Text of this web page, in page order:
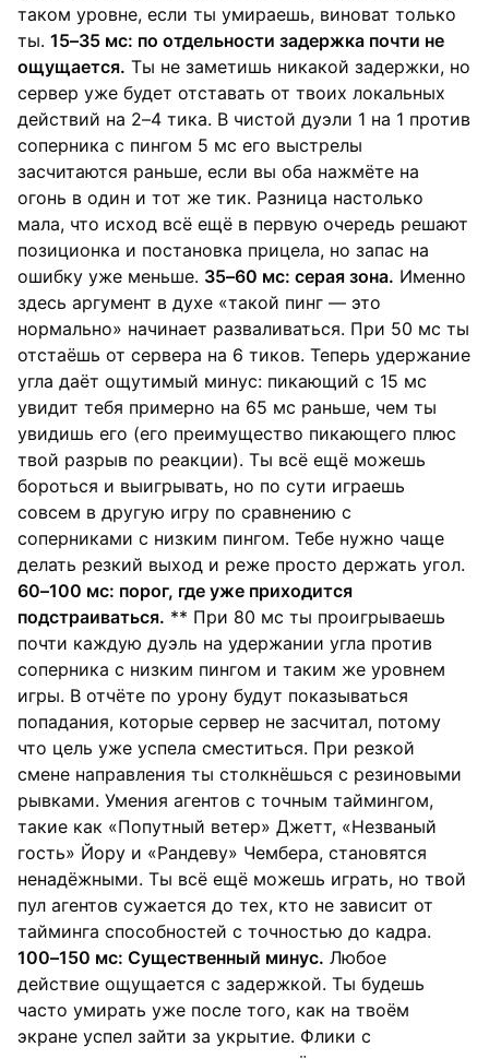
таком уровне, если ты умираешь, виноват только
ты. 15–35 мс: по отдельности задержка почти не
ощущается. Ты не заметишь никакой задержки, но
сервер уже будет отставать от твоих локальных
действий на 2–4 тика. В чистой дуэли 1 на 1 против
соперника с пингом 5 мс его выстрелы
засчитаются раньше, если вы оба нажмёте на
огонь в один и тот же тик. Разница настолько
мала, что исход всё ещё в первую очередь решают
позиционка и постановка прицела, но запас на
ошибку уже меньше. 35–60 мс: серая зона. Именно
здесь аргумент в духе «такой пинг — это
нормально» начинает разваливаться. При 50 мс ты
отстаёшь от сервера на 6 тиков. Теперь удержание
угла даёт ощутимый минус: пикающий с 15 мс
увидит тебя примерно на 65 мс раньше, чем ты
увидишь его (его преимущество пикающего плюс
твой разрыв по реакции). Ты всё ещё можешь
бороться и выигрывать, но по сути играешь
совсем в другую игру по сравнению с
соперниками с низким пингом. Тебе нужно чаще
делать резкий выход и реже просто держать угол.
60–100 мс: порог, где уже приходится
подстраиваться. ** При 80 мс ты проигрываешь
почти каждую дуэль на удержании угла против
соперника с низким пингом и таким же уровнем
игры. В отчёте по урону будут показываться
попадания, которые сервер не засчитал, потому
что цель уже успела сместиться. При резкой
смене направления ты столкнёшься с резиновыми
рывками. Умения агентов с точным таймингом,
такие как «Попутный ветер» Джетт, «Незваный
гость» Йору и «Рандеву» Чембера, становятся
ненадёжными. Ты всё ещё можешь играть, но твой
пул агентов сужается до тех, кто не зависит от
тайминга способностей с точностью до кадра.
100–150 мс: Существенный минус. Любое
действие ощущается с задержкой. Ты будешь
часто умирать уже после того, как на твоём
экране успел зайти за укрытие. Флики с